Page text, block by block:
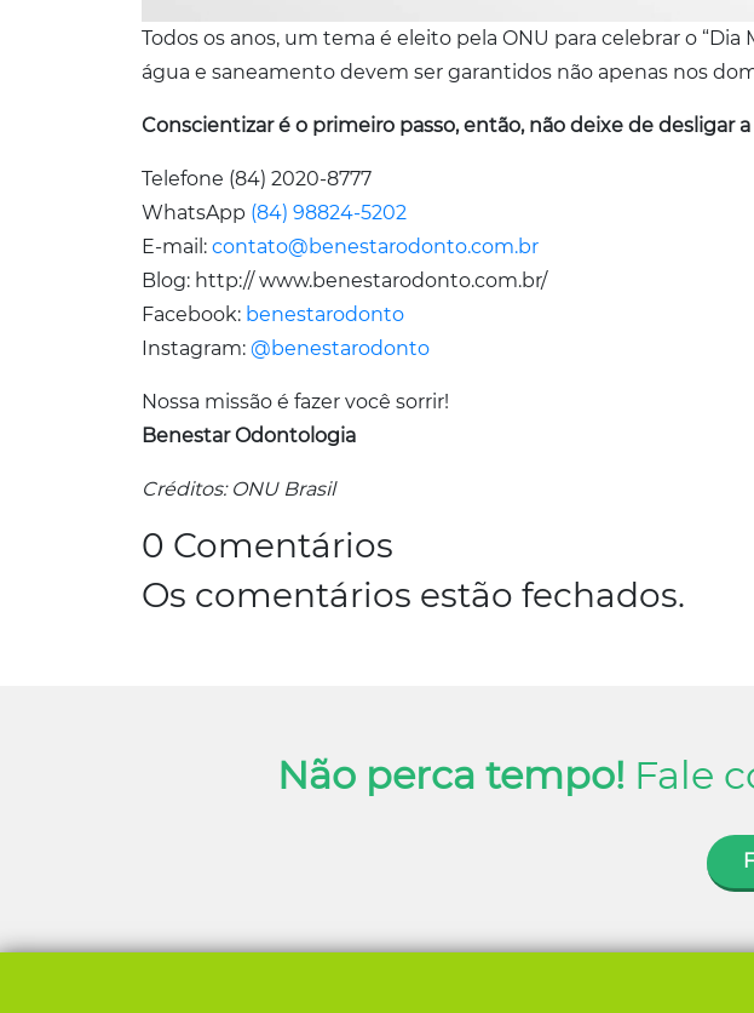
Todos os anos, um tema é eleito pela ONU para celebrar o
água e saneamento devem ser garantidos não apenas nos
Conscientizar é o primeiro passo, então, não deixe de desligar
Telefone (84) 2020-8777
WhatsApp (84) 98824-5202
E-mail: contato@benestarodonto.com.br
Blog: http:// www.benestarodonto.com.br/
Facebook: benestarodonto
Instagram: @benestarodonto
Nossa missão é fazer você sorrir!
Benestar Odontologia
Créditos: ONU Brasil
0 Comentários
Os comentários estão fechados.
Não perca tempo! Fale